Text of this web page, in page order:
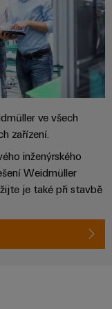
ve všech
zařízení.
inženýrského
Weidmüller
je také při stavbě